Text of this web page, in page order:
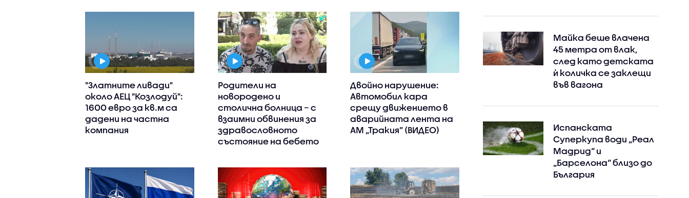
"Златните ливади"
около АЕЦ "Козлодуй":
1600 евро за кв.м са
дадени на частна
компания
Родители на
новородено и
столична болница – с
взаимни обвинения за
здравословното
състояние на бебето
Двойно нарушение:
Автомобил кара
срещу движението в
аварийната лента на
АМ „Тракия” (ВИДЕО)
Майка беше влачена
45 метра от влак,
след като детската
ѝ количка се заклещи
във вагона
Испанската
Суперкупа води „Реал
Мадрид“ и
„Барселона“ близо до
България